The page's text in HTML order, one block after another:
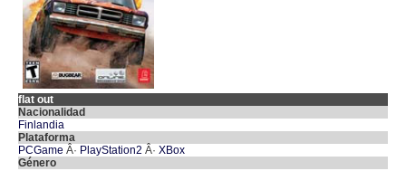
flat out
Nacionalidad
Finlandia
Plataforma
PCGame Â· PlayStation2 Â· XBox
Género